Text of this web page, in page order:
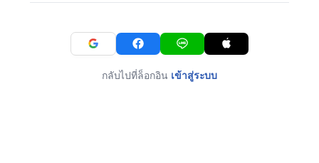
กลับไปที่ล็อกอิน เข้าสู่ระบบ